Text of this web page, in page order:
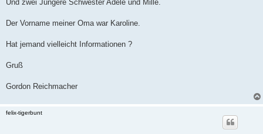
Und zwei Jüngere Schwester Adele und Mille.
Der Vorname meiner Oma war Karoline.
Hat jemand vielleicht Informationen ?
Gruß
Gordon Reichmacher
felix-tigerbunt